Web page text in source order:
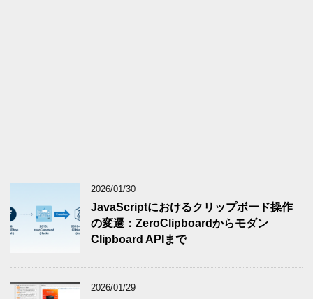
2026/01/30
JavaScriptにおけるクリップボード操作
の変遷：ZeroClipboardからモダン
Clipboard APIまで
2026/01/29